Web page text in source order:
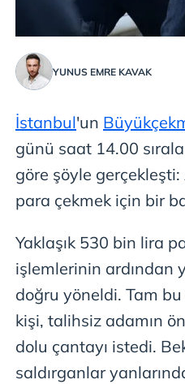
YUNUS EMRE KAVAK
İstanbul'un
günü saat 14.00
göre şöyle gerçekleşti:
para çekmek için bir
Yaklaşık 530 bin lira
işlemlerinin ardından
doğru yöneldi. Tam
kişi, talihsiz adamın
dolu çantayı istedi.
saldırganlar